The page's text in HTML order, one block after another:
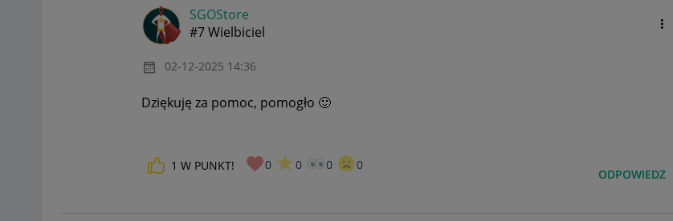
SGOStore
#7 Wielbiciel
‎02-12-2025 14:36
Dziękuję za pomoc, pomogło 🙂
1 W PUNKT! 0 0 0 0
ODPOWIEDZ